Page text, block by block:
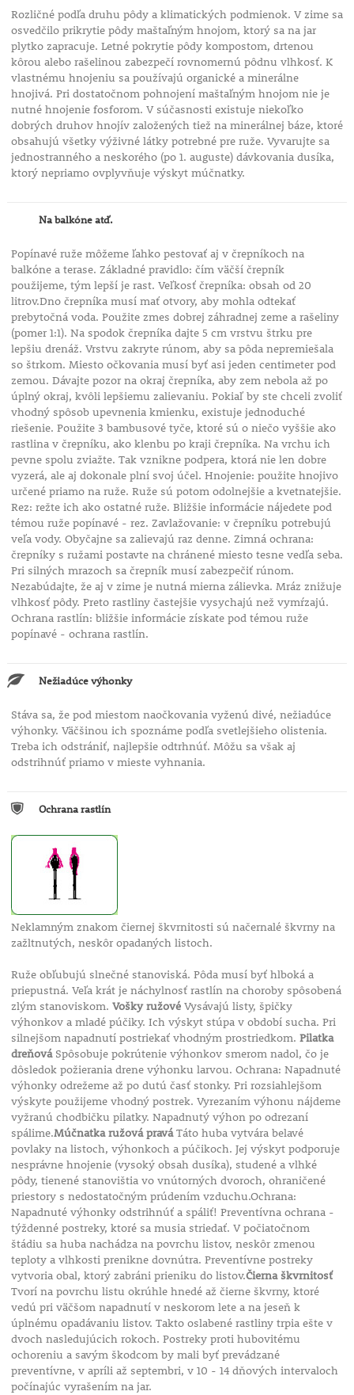
Rozličné podľa druhu pôdy a klimatických podmienok. V zime sa
osvedčilo prikrytie pôdy maštaľným hnojom, ktorý sa na jar
plytko zapracuje. Letné pokrytie pôdy kompostom, drtenou
kôrou alebo rašelinou zabezpečí rovnomernú pôdnu vlhkosť. K
vlastnému hnojeniu sa používajú organické a minerálne
hnojivá. Pri dostatočnom pohnojení maštaľným hnojom nie je
nutné hnojenie fosforom. V súčasnosti existuje niekoľko
dobrých druhov hnojív založených tiež na minerálnej báze, ktoré
obsahujú všetky výživné látky potrebné pre ruže. Vyvarujte sa
jednostranného a neskorého (po 1. auguste) dávkovania dusíka,
ktorý nepriamo ovplyvňuje výskyt múčnatky.
Na balkóne atď.
Popínavé ruže môžeme ľahko pestovať aj v črepníkoch na
balkóne a terase. Základné pravidlo: čím väčší črepník
použijeme, tým lepší je rast. Veľkosť črepníka: obsah od 20
litrov.Dno črepníka musí mať otvory, aby mohla odtekať
prebytočná voda. Použite zmes dobrej záhradnej zeme a rašeliny
(pomer 1:1). Na spodok črepníka dajte 5 cm vrstvu štrku pre
lepšiu drenáž. Vrstvu zakryte rúnom, aby sa pôda nepremiešala
so štrkom. Miesto očkovania musí byť asi jeden centimeter pod
zemou. Dávajte pozor na okraj črepníka, aby zem nebola až po
úplný okraj, kvôli lepšiemu zalievaniu. Pokiaľ by ste chceli zvoliť
vhodný spôsob upevnenia kmienku, existuje jednoduché
riešenie. Použite 3 bambusové tyče, ktoré sú o niečo vyššie ako
rastlina v črepníku, ako klenbu po kraji črepníka. Na vrchu ich
pevne spolu zviažte. Tak vznikne podpera, ktorá nie len dobre
vyzerá, ale aj dokonale plní svoj účel. Hnojenie: použite hnojivo
určené priamo na ruže. Ruže sú potom odolnejšie a kvetnatejšie.
Rez: režte ich ako ostatné ruže. Bližšie informácie nájedete pod
témou ruže popínavé - rez. Zavlažovanie: v črepníku potrebujú
veľa vody. Obyčajne sa zalievajú raz denne. Zimná ochrana:
črepníky s ružami postavte na chránené miesto tesne vedľa seba.
Pri silných mrazoch sa črepník musí zabezpečiť rúnom.
Nezabúdajte, že aj v zime je nutná mierna zálievka. Mráz znižuje
vlhkosť pôdy. Preto rastliny častejšie vysychajú než vymŕzajú.
Ochrana rastlín: bližšie informácie získate pod témou ruže
popínavé - ochrana rastlín.
Nežiadúce výhonky
Stáva sa, že pod miestom naočkovania vyženú divé, nežiadúce
výhonky. Väčšinou ich spoznáme podľa svetlejšieho olistenia.
Treba ich odstrániť, najlepšie odtrhnúť. Môžu sa však aj
odstrihnúť priamo v mieste vyhnania.
Ochrana rastlín
Neklamným znakom čiernej škvrnitosti sú načernalé škvrny na
zažltnutých, neskôr opadaných listoch.
Ruže obľubujú slnečné stanoviská. Pôda musí byť hlboká a
priepustná. Veľa krát je náchylnosť rastlín na choroby spôsobená
zlým stanoviskom. Vošky ružové Vysávajú listy, špičky
výhonkov a mladé púčiky. Ich výskyt stúpa v období sucha. Pri
silnejšom napadnutí postriekať vhodným prostriedkom. Pilatka
dreňováSpôsobuje pokrútenie výhonkov smerom nadol, čo je
dôsledok požierania drene výhonku larvou. Ochrana: Napadnuté
výhonky odrežeme až po dutú časť stonky. Pri rozsiahlejšom
výskyte použijeme vhodný postrek. Vyrezaním výhonu nájdeme
vyžranú chodbičku pilatky. Napadnutý výhon po odrezaní
spálime.Múčnatka ružová praváTáto huba vytvára belavé
povlaky na listoch, výhonkoch a púčikoch. Jej výskyt podporuje
nesprávne hnojenie (vysoký obsah dusíka), studené a vlhké
pôdy, tienené stanovištia vo vnútorných dvoroch, ohraničené
priestory s nedostatočným prúdením vzduchu.Ochrana:
Napadnuté výhonky odstrihnúť a spáliť! Preventívna ochrana -
týždenné postreky, ktoré sa musia striedať. V počiatočnom
štádiu sa huba nachádza na povrchu listov, neskôr zmenou
teploty a vlhkosti prenikne dovnútra. Preventívne postreky
vytvoria obal, ktorý zabráni prieniku do listov.Čierna škvrnitosť
Tvorí na povrchu listu okrúhle hnedé až čierne škvrny, ktoré
vedú pri väčšom napadnutí v neskorom lete a na jeseň k
úplnému opadávaniu listov. Takto oslabené rastliny trpia ešte v
dvoch nasledujúcich rokoch. Postreky proti hubovitému
ochoreniu a savým škodcom by mali byť prevádzané
preventívne, v apríli až septembri, v 10 - 14 dňových intervaloch
počínajúc vyrašením na jar.